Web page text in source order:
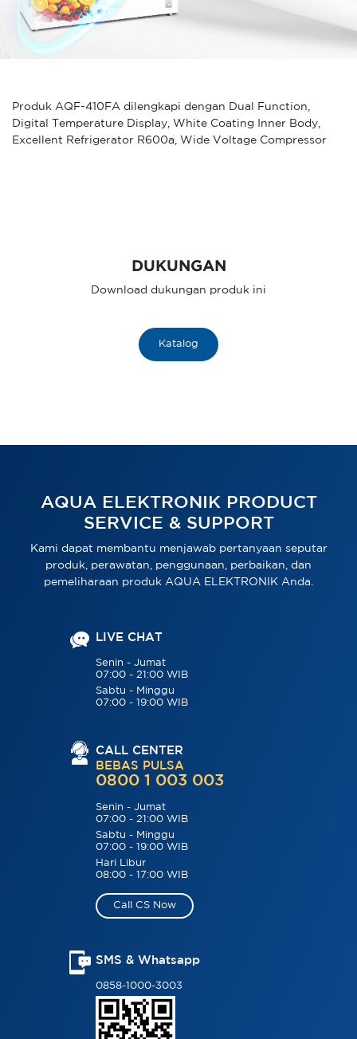
Produk AQF-410FA dilengkapi dengan Dual Function,
Digital Temperature Display, White Coating Inner Body,
Excellent Refrigerator R600a, Wide Voltage Compressor
DUKUNGAN
Download dukungan produk ini
Katalog
AQUA ELEKTRONIK PRODUCT
SERVICE & SUPPORT
Kami dapat membantu menjawab pertanyaan seputar
produk, perawatan, penggunaan, perbaikan, dan
pemeliharaan produk AQUA ELEKTRONIK Anda.
LIVE CHAT
Senin - Jumat
07:00 - 21:00 WIB
Sabtu - Minggu
07:00 - 19:00 WIB
CALL CENTER
BEBAS PULSA
0800 1 003 003
Senin - Jumat
07:00 - 21:00 WIB
Sabtu - Minggu
07:00 - 19:00 WIB
Hari Libur
08:00 - 17:00 WIB
Call CS Now
SMS & Whatsapp
0858-1000-3003